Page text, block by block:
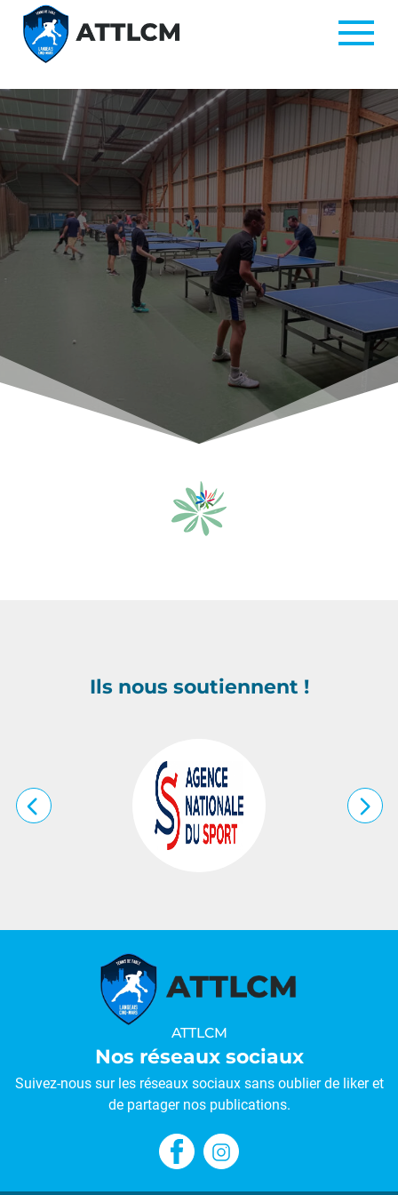
Ils nous soutiennent !
ATTLCM
Nos réseaux sociaux
Suivez-nous sur les réseaux sociaux sans oublier de liker et
de partager nos publications.